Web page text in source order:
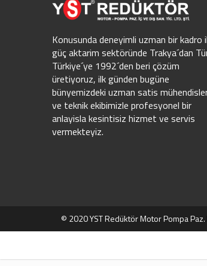
Konusunda deneyimli uzman bir kadro
güç aktarim sektöründe Trakya´dan
Türkiye´ye 1992´den beri çözüm
üretiyoruz, ilk günden bugüne
bünyemizdeki uzman satis
ve teknik ekibimizle profesyonel bir
anlayisla kesintisiz hizmet ve servis
vermekteyiz.
© 2020 YST Redüktör Motor Pompa Paz.